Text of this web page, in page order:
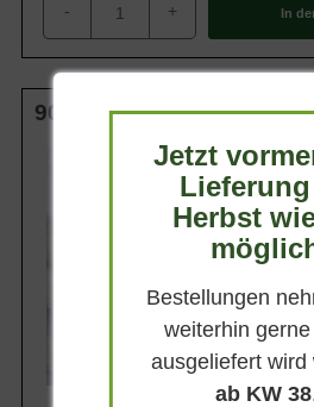
- + In
90-100 cm (Breite) m. B.
bis
April
Jetzt
Herbst
Bestellungen
weiterhin
ausgeliefert wird
ab KW 38